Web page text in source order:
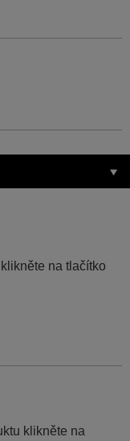
na tlačítko
klikněte na